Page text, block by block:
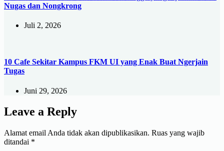
Nugas dan Nongkrong
Juli 2, 2026
10 Cafe Sekitar Kampus FKM UI yang Enak Buat Ngerjain
Tugas
Juni 29, 2026
Leave a Reply
Alamat email Anda tidak akan dipublikasikan. Ruas yang wajib
ditandai *